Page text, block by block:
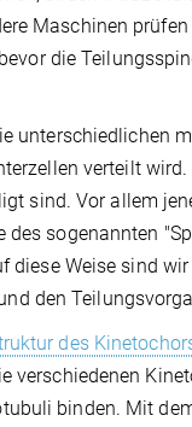
Maschinen
die
unterschiedlichen
verteilt
sind. Vor allem
sogenannten
diese Weise sind
den
des
verschiedenen
binden. Mit